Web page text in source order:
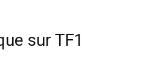
sur TF1